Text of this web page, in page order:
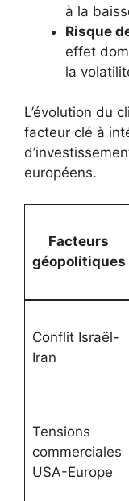
à la
Risque
effet
la
L’évolution du
facteur clé à
européens.
Facteurs
géopolitiques
Conflit Israël-
Iran
Tensions
commerciales
USA-Europe